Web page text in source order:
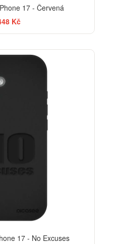
17 - Červená
Kč
17 - No Excuses